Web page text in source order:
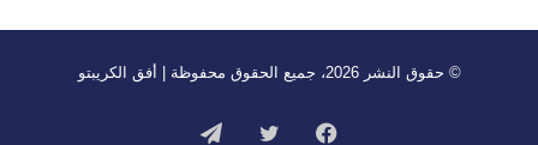
© حقوق النشر 2026، جميع الحقوق محفوظة | أفق الكريبتو
فيسبوك تويتر تيلقرام